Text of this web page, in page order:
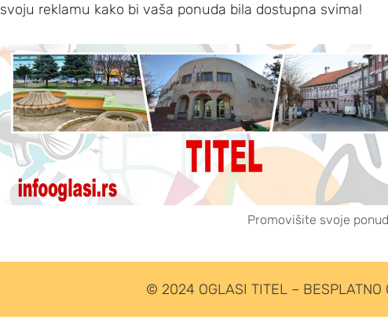
svoju reklamu kako bi vaša ponuda bila dostupna svima!
Promovišite svoje
© 2024 OGLASI TITEL – BESPLATNO